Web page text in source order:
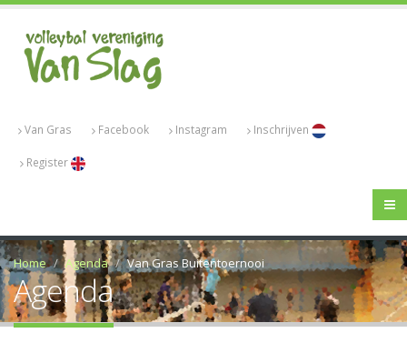
Van Gras Facebook Instagram Inschrijven
Register
Home Agenda Van Gras Buitentoernooi
Agenda